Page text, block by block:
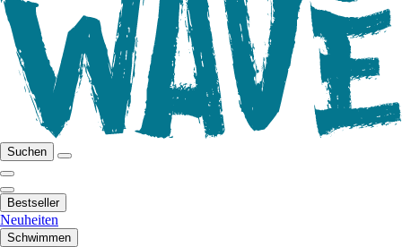
Suchen
Bestseller
Neuheiten
Schwimmen